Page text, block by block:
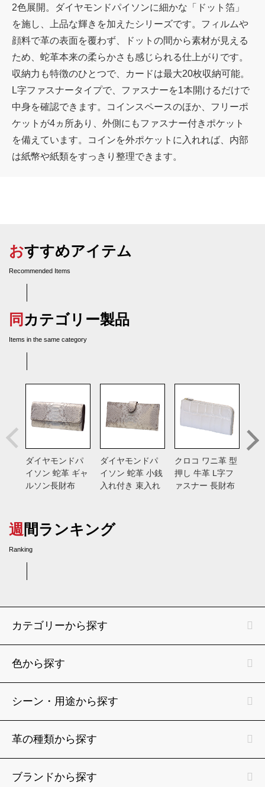
2色展開。ダイヤモンドパイソンに細かな「ドット箔」
を施し、上品な輝きを加えたシリーズです。フィルムや
顔料で革の表面を覆わず、ドットの間から素材が見える
ため、蛇革本来の柔らかさも感じられる仕上がりです。
収納力も特徴のひとつで、カードは最大20枚収納可能。
L字ファスナータイプで、ファスナーを1本開けるだけで
中身を確認できます。コインスペースのほか、フリーポ
ケットが4ヵ所あり、外側にもファスナー付きポケット
を備えています。コインを外ポケットに入れれば、内部
は紙幣や紙類をすっきり整理できます。
おすすめアイテム
Recommended Items
同カテゴリー製品
Items in the same category
ダイヤモンドパ
イソン 蛇革 ギャ
ルソン長財布
ダイヤモンドパ
イソン 蛇革 小銭
入れ付き 束入れ
クロコ ワニ革 型
押し 牛革 L字フ
ァスナー 長財布
週間ランキング
Ranking
カテゴリーから探す
色から探す
シーン・用途から探す
革の種類から探す
ブランドから探す